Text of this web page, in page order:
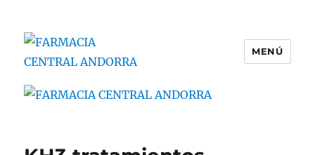
FARMACIA CENTRAL ANDORRA
MENÚ